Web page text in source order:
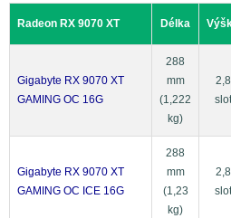
Radeon RX 9070 XT Délka
Gigabyte RX 9070 XT
GAMING OC 16G
288
mm
(1,222
kg)
2,8
slot
Gigabyte RX 9070 XT
GAMING OC ICE 16G
288
mm
(1,23
kg)
2,8
slot